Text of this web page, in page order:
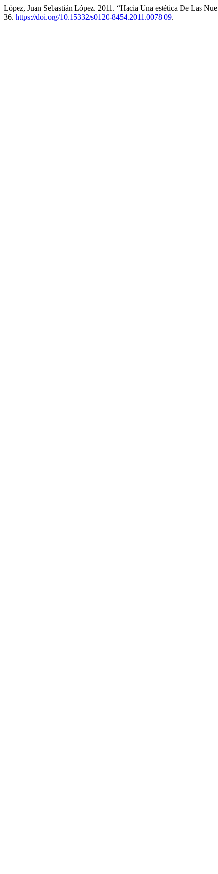
López, Juan Sebastián López. 2011. “Hacia Una estética De Las
36. https://doi.org/10.15332/s0120-8454.2011.0078.09.